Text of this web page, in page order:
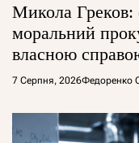
Микола
моральний
власною
7 Серпня, 2026Федоренко